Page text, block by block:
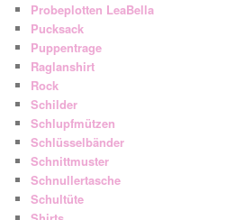
Probeplotten LeaBella
Pucksack
Puppentrage
Raglanshirt
Rock
Schilder
Schlupfmützen
Schlüsselbänder
Schnittmuster
Schnullertasche
Schultüte